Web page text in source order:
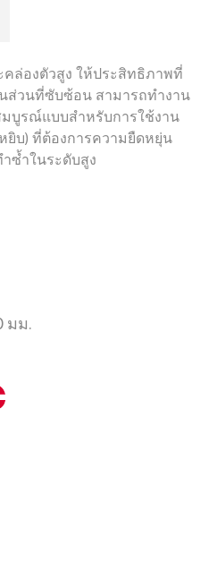
ล่องตัวสูง ให้ประสิทธิภาพที่
ส่วนที่ซับซ้อน สามารถทำงาน
มบูรณ์แบบสำหรับการใช้งาน
ยิบ) ที่ต้องการความยืดหยุ่น
ซ้ำในระดับสูง
มม.